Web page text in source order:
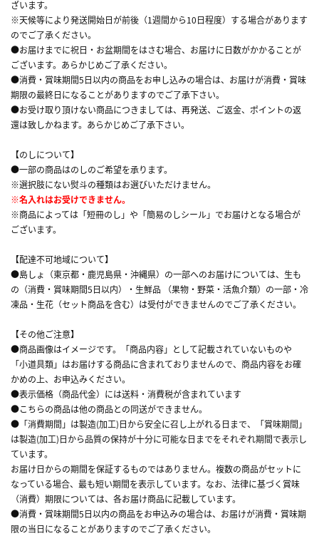
ざいます。
※天候等により発送開始日が前後（1週間から10日程度）する場合があります
のでご了承ください。
●お届けまでに祝日・お盆期間をはさむ場合、お届けに日数がかかることが
ございます。あらかじめご了承ください。
●消費・賞味期間5日以内の商品をお申し込みの場合は、お届けが消費・賞味
期限の最終日になることがありますのでご了承下さい。
●お受け取り頂けない商品につきましては、再発送、ご返金、ポイントの返
還は致しかねます。あらかじめご了承下さい。
【のしについて】
●一部の商品はのしのご希望を承ります。
※選択肢にない熨斗の種類はお選びいただけません。
※名入れはお受けできません。
※商品によっては「短冊のし」や「簡易のしシール」でお届けとなる場合が
ございます。
【配達不可地域について】
●島しょ（東京都・鹿児島県・沖縄県）の一部へのお届けについては、生も
の（消費・賞味期間5日以内）・生鮮品 （果物・野菜・活魚介類）の一部・冷
凍品・生花（セット商品を含む）は受付ができませんのでご了承ください。
【その他ご注意】
●商品画像はイメージです。「商品内容」として記載されていないものや
「小道具類」はお届けする商品に含まれておりませんので、商品内容をお確
かめの上、お申込みください。
●表示価格（商品代金）には送料・消費税が含まれています
●こちらの商品は他の商品との同送ができません。
●「消費期間」は製造(加工)日から安全に召し上がれる日まで、「賞味期間」
は製造(加工)日から品質の保持が十分に可能な日までをそれぞれ期間で表示し
ています。
お届け日からの期間を保証するものではありません。複数の商品がセットに
なっている場合、最も短い期間を表示しています。なお、法律に基づく賞味
（消費）期限については、各お届け商品に記載しています。
●消費・賞味期間5日以内の商品をお申込みの場合は、お届けが消費・賞味期
限の当日になることがありますのでご了承ください。